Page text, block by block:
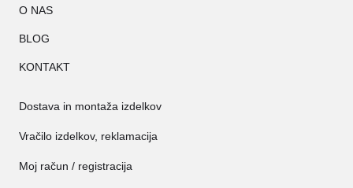
O NAS
BLOG
KONTAKT
Dostava in montaža izdelkov
Vračilo izdelkov, reklamacija
Moj račun / registracija